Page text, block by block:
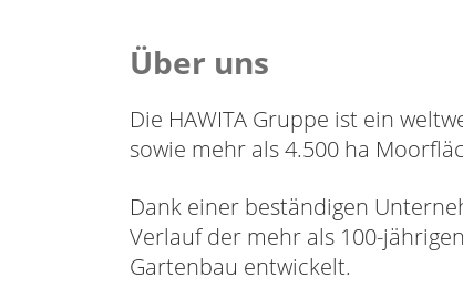
Über uns
Die HAWITA Gruppe ist ein
sowie mehr als 4.500 ha
Dank einer beständigen
Verlauf der mehr als 100-
Gartenbau entwickelt.